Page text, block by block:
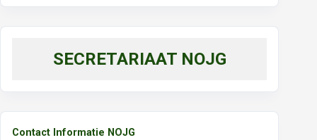
SECRETARIAAT NOJG
Contact Informatie NOJG